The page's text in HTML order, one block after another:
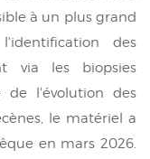
à un plus grand
des
via les biopsies
l'évolution des
le matériel a
en mars 2026.